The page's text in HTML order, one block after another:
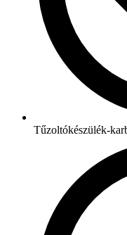
Tűzoltókészülék-